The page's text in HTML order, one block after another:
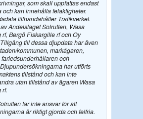
som skall uppfattas endast
och kan innehålla felaktigheter.
tillhandahåller Trafikverket.
Andelslaget Solrutten, Wasa
Bergö Fiskargille rf och Oy
till dessa djupdata har även
kommunen, markägaren,
farledsunderhållaren och
har utförts
tillstånd och kan inte
utan tillstånd av ägaren Wasa
rf.
tar inte ansvar för att
är riktigt gjorda och felfria.